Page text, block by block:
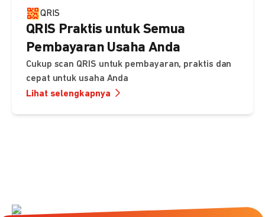
QRIS
QRIS Praktis untuk Semua
Pembayaran Usaha Anda
Cukup scan QRIS untuk pembayaran, praktis dan
cepat untuk usaha Anda
Lihat selengkapnya